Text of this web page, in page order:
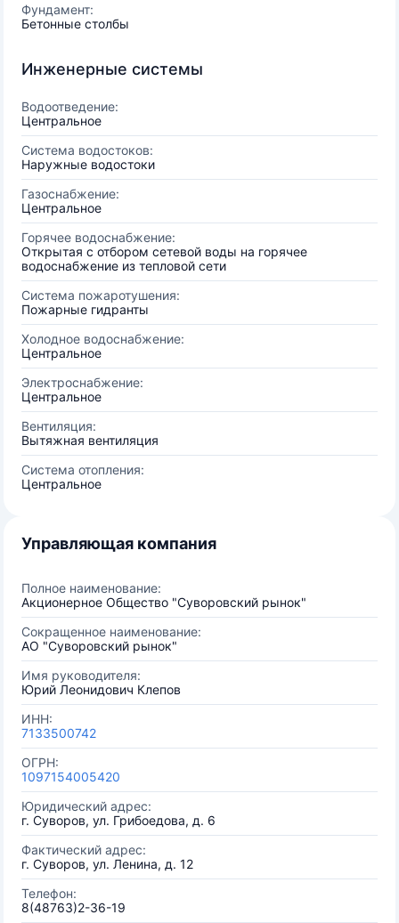
Фундамент:
Бетонные столбы
Инженерные системы
Водоотведение:
Центральное
Система водостоков:
Наружные водостоки
Газоснабжение:
Центральное
Горячее водоснабжение:
Открытая с отбором сетевой воды на горячее
водоснабжение из тепловой сети
Система пожаротушения:
Пожарные гидранты
Холодное водоснабжение:
Центральное
Электроснабжение:
Центральное
Вентиляция:
Вытяжная вентиляция
Система отопления:
Центральное
Управляющая компания
Полное наименование:
Акционерное Общество "Суворовский рынок"
Сокращенное наименование:
АО "Суворовский рынок"
Имя руководителя:
Юрий Леонидович Клепов
ИНН:
7133500742
ОГРН:
1097154005420
Юридический адрес:
г. Суворов, ул. Грибоедова, д. 6
Фактический адрес:
г. Суворов, ул. Ленина, д. 12
Телефон:
8(48763)2-36-19